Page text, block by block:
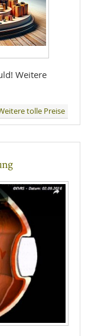
Weitere
tolle Preise